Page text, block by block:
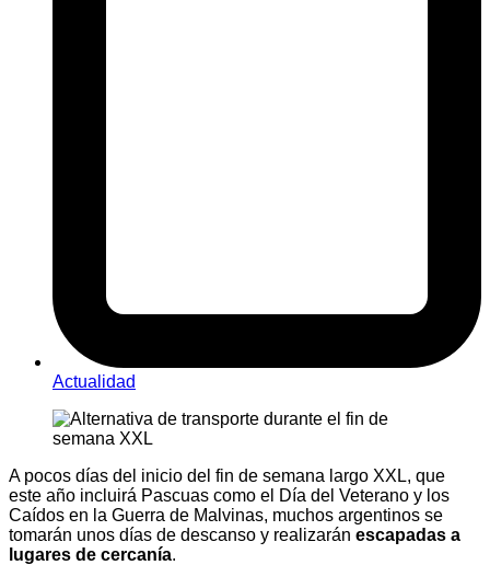
Actualidad
A pocos días del inicio del fin de semana largo XXL, que
este año incluirá Pascuas como el Día del Veterano y los
Caídos en la Guerra de Malvinas, muchos argentinos se
tomarán unos días de descanso y realizarán escapadas a
lugares de cercanía.